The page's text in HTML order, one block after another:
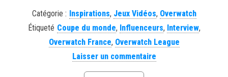
Catégorie : Inspirations, Jeux Vidéos, Overwatch
Étiqueté Coupe du monde, Influenceurs, Interview,
Overwatch France, Overwatch League
Laisser un commentaire